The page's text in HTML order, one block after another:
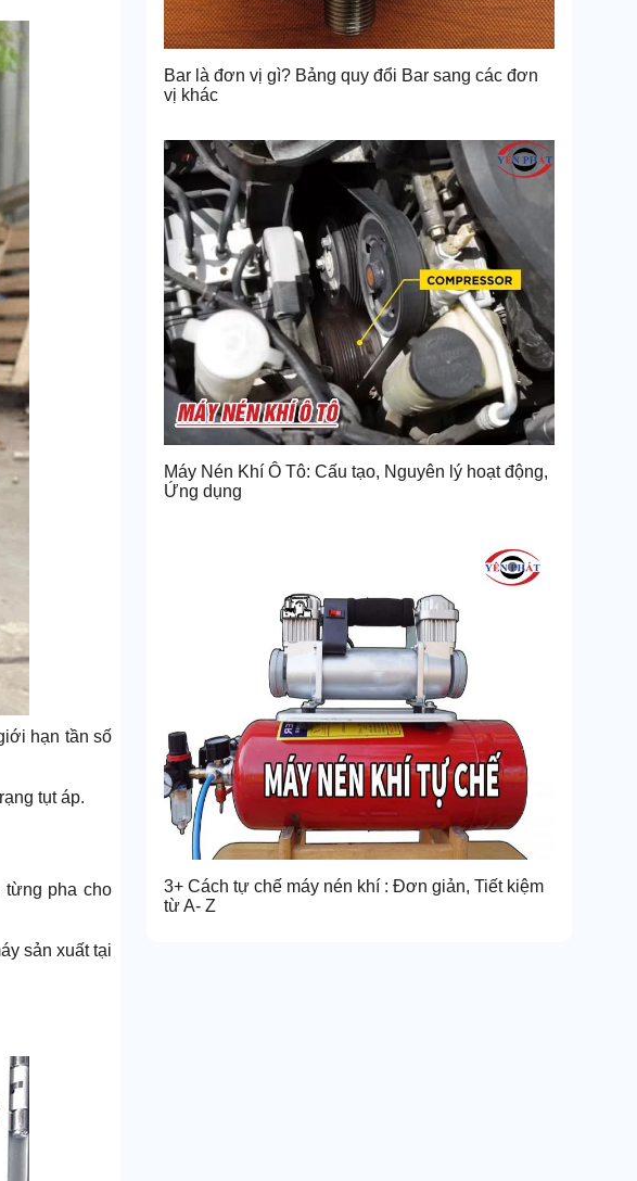
hạn tần số
tụt áp.
từng pha cho
sản xuất tại
Bar là đơn vị gì? Bảng quy đổi Bar sang các đơn
vị khác
Máy Nén Khí Ô Tô: Cấu tạo, Nguyên lý hoạt động,
Ứng dụng
3+ Cách tự chế máy nén khí : Đơn giản, Tiết kiệm
từ A- Z